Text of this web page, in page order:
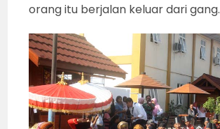
orang itu berjalan keluar dari gang.